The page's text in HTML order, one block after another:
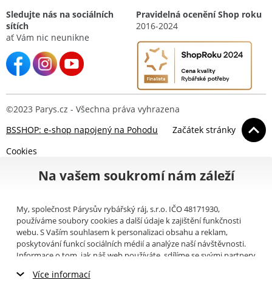
Sledujte nás na sociálních
sítích
ať Vám nic neunikne
Pravidelná ocenění Shop roku
2016-2024
©2023 Parys.cz - Všechna práva vyhrazena
BSSHOP: e-shop napojený na Pohodu
Začátek stránky
Cookies
Na vašem soukromí nám záleží
My, společnost Párysův rybářský ráj, s.r.o. IČO 48171930,
používáme soubory cookies a další údaje k zajištění funkčnosti
webu. S Vaším souhlasem k personalizaci obsahu a reklam,
poskytování funkcí sociálních médií a analýze naší návštěvnosti.
Informace o tom, jak náš web používáte, sdílíme se svými partnery
můžete přečíst, jak tyto informace Google používá. Partneři tyto
Více informací